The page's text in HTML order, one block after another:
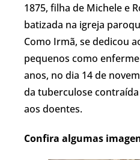
1875, filha de Michele e
batizada na igreja
Como Irmã, se dedicou
pequenos como
anos, no dia 14 de
da tuberculose
aos doentes.
Confira algumas